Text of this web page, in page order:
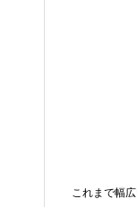
これまで幅